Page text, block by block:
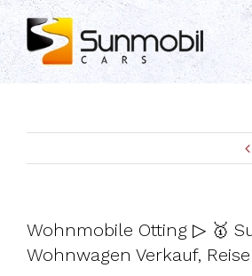
Skip
to
content
Wohnmobile Otting ▷ 🥇
Wohnwagen Verkauf,